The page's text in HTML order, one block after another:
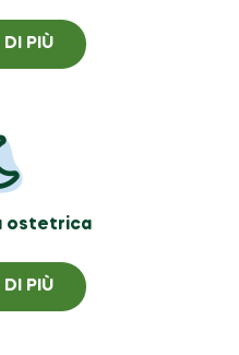
DI PIÙ
ostetrica
DI PIÙ